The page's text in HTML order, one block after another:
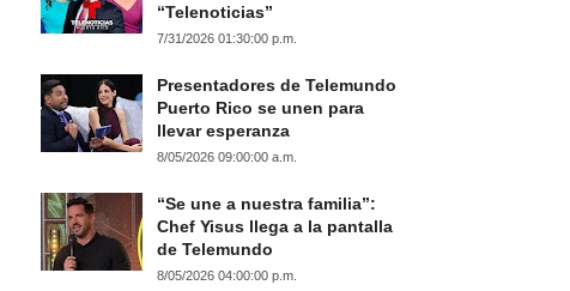
“Telenoticias”
7/31/2026 01:30:00 p.m.
Presentadores de Telemundo
Puerto Rico se unen para
llevar esperanza
8/05/2026 09:00:00 a.m.
“Se une a nuestra familia”:
Chef Yisus llega a la pantalla
de Telemundo
8/05/2026 04:00:00 p.m.